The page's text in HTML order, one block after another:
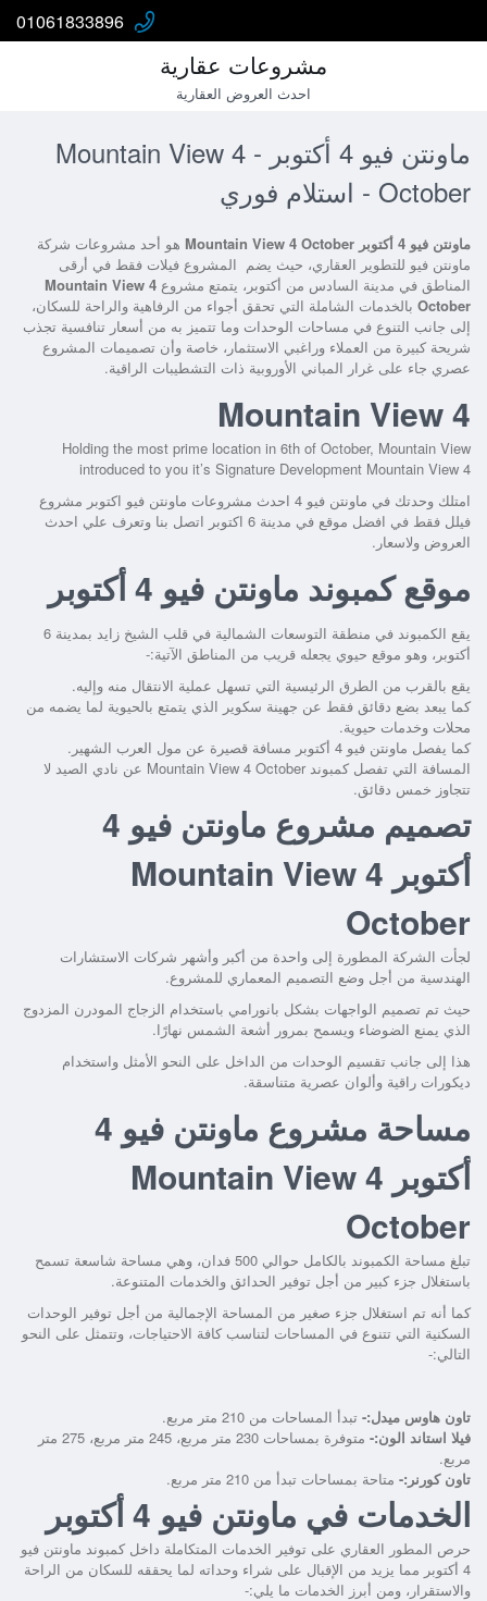
01061833896
مشروعات عقارية
احدث العروض العقارية
ماونتن فيو 4 أكتوبر - Mountain View 4
October - استلام فوري
ماونتن فيو 4 أكتوبر Mountain View 4 October
هو أحد مشروعات شركة
ماونتن فيو للتطوير العقاري، حيث يضم المشروع فيلات فقط في أرقى
المناطق في مدينة السادس من أكتوبر، يتمتع مشروع Mountain View 4
October بالخدمات الشاملة التي تحقق أجواء من الرفاهية والراحة للسكان،
إلى جانب التنوع في مساحات الوحدات وما تتميز به من أسعار تنافسية تجذب
شريحة كبيرة من العملاء وراغبي الاستثمار، خاصة وأن تصميمات المشروع
عصري جاء على غرار المباني الأوروبية ذات التشطيبات الراقية.
Mountain View 4
Holding the most prime location in 6th of October, Mountain View
introduced to you it’s Signature Development Mountain View 4
امتلك وحدتك في ماونتن فيو 4 احدث مشروعات ماونتن فيو اكتوبر مشروع
فيلل فقط في افضل موقع في مدينة 6 اكتوبر اتصل بنا وتعرف علي احدث
العروض ولاسعار.
موقع كمبوند ماونتن فيو 4 أكتوبر
يقع الكمبوند في منطقة التوسعات الشمالية في قلب الشيخ زايد بمدينة 6
أكتوبر، وهو موقع حيوي يجعله قريب من المناطق الآتية:-
يقع بالقرب من الطرق الرئيسية التي تسهل عملية الانتقال منه وإليه.
كما يبعد بضع دقائق فقط عن جهينة سكوير الذي يتمتع بالحيوية لما يضمه من
محلات وخدمات حيوية.
كما يفصل ماونتن فيو 4 أكتوبر مسافة قصيرة عن مول العرب الشهير.
المسافة التي تفصل كمبوند Mountain View 4 October عن نادي الصيد لا
تتجاوز خمس دقائق.
تصميم مشروع ماونتن فيو 4
أكتوبر Mountain View 4
October
لجأت الشركة المطورة إلى واحدة من أكبر وأشهر شركات الاستشارات
الهندسية من أجل وضع التصميم المعماري للمشروع.
حيث تم تصميم الواجهات بشكل بانورامي باستخدام الزجاج المودرن المزدوج
الذي يمنع الضوضاء ويسمح بمرور أشعة الشمس نهارًا.
هذا إلى جانب تقسيم الوحدات من الداخل على النحو الأمثل واستخدام
ديكورات راقية وألوان عصرية متناسقة.
مساحة مشروع ماونتن فيو 4
أكتوبر Mountain View 4
October
تبلغ مساحة الكمبوند بالكامل حوالي 500 فدان، وهي مساحة شاسعة تسمح
باستغلال جزء كبير من أجل توفير الحدائق والخدمات المتنوعة.
كما أنه تم استغلال جزء صغير من المساحة الإجمالية من أجل توفير الوحدات
السكنية التي تتنوع في المساحات لتناسب كافة الاحتياجات، وتتمثل على النحو
التالي:-
تاون هاوس ميدل:- تبدأ المساحات من 210 متر مربع.
فيلا استاند الون:-
متوفرة بمساحات 230 متر مربع، 245 متر مربع، 275 متر
مربع.
تاون كورنر:- متاحة بمساحات تبدأ من 210 متر مربع.
الخدمات في ماونتن فيو 4 أكتوبر
حرص المطور العقاري على توفير الخدمات المتكاملة داخل كمبوند ماونتن فيو
4 أكتوبر مما يزيد من الإقبال على شراء وحداته لما يحققه للسكان من الراحة
والاستقرار، ومن أبرز الخدمات ما يلي:-